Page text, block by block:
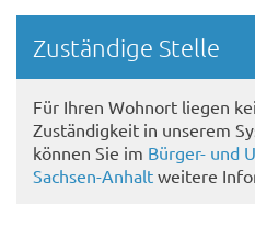
Randspalte
Zuständige Stelle
Für Ihren Wohnort liegen
Zuständigkeit in unserem
können Sie im Bürger- und
Sachsen-Anhalt weitere